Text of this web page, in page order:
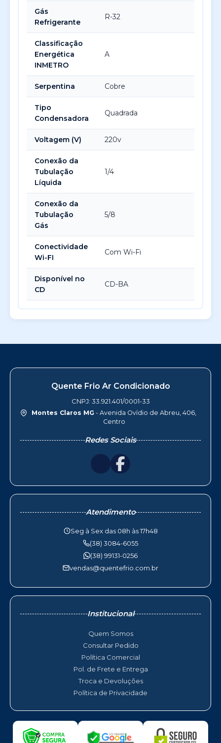
Gás
Refrigerante
R-32
Classificação
Energética
INMETRO
A
Serpentina Cobre
Tipo
Condensadora
Quadrada
Voltagem (V) 220v
Conexão da
Tubulação
Líquida
1/4
Conexão da
Tubulação
Gás
5/8
Conectividade
Wi-FI
Com Wi-Fi
Disponível no
CD
CD-BA
Quente Frio Ar Condicionado
CNPJ: 33.921.401/0001-33
Montes Claros MG - Avenida Ovídio de Abreu, 406,
Centro
Redes Sociais
Atendimento
Seg à Sex das 08h às 17h48
(38) 3084-6055
(38) 99131-0256
vendas@quentefrio.com.br
Institucional
Quem Somos
Consultar Pedido
Política Comercial
Pol. de Frete e Entrega
Troca e Devoluções
Política de Privacidade